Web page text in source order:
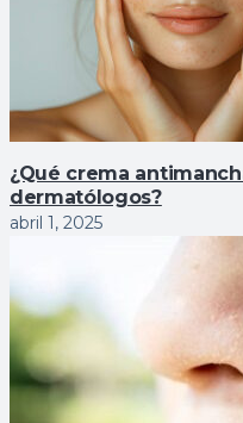
¿Qué crema
dermatólogos?
abril 1, 2025